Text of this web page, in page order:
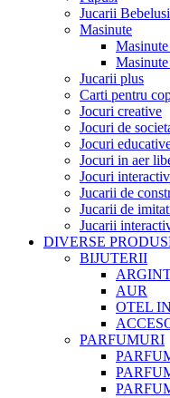
Jucarii Bebelusi
Masinute
Jucarii plus
Carti pentru
Jocuri creative
Jocuri de
Jocuri
Jocuri in aer
Jocuri
Jucarii de
Jucarii de
Jucarii
DIVERSE
BIJUTERII
AUR
OTEL
PARFUMURI